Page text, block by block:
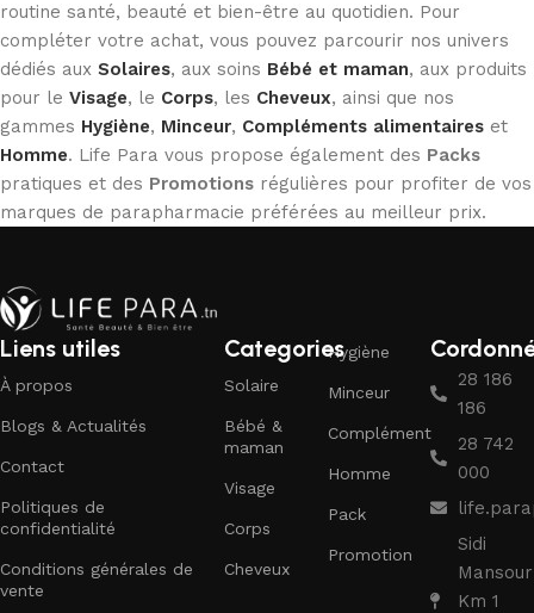
routine santé, beauté et bien-être au quotidien. Pour
compléter votre achat, vous pouvez parcourir nos univers
dédiés aux Solaires, aux soins Bébé et maman, aux produits
pour le Visage, le Corps, les Cheveux, ainsi que nos
gammes Hygiène, Minceur, Compléments alimentaires et
Homme. Life Para vous propose également des Packs
pratiques et des Promotions régulières pour profiter de vos
marques de parapharmacie préférées au meilleur prix.
Liens utiles
À propos
Blogs & Actualités
Contact
Politiques de
confidentialité
Conditions générales de
vente
Categories
Solaire
Bébé &
maman
Visage
Corps
Cheveux
Hygiène
Minceur
Complément
Homme
Pack
Promotion
28 186
186
28 742
000
Sidi
Mansour
Km 1